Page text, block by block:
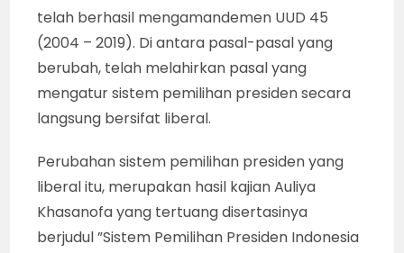
telah berhasil mengamandemen UUD 45
(2004 – 2019). Di antara pasal-pasal yang
berubah, telah melahirkan pasal yang
mengatur sistem pemilihan presiden secara
langsung bersifat liberal.
Perubahan sistem pemilihan presiden yang
liberal itu, merupakan hasil kajian Auliya
Khasanofa yang tertuang disertasinya
berjudul ”Sistem Pemilihan Presiden Indonesia